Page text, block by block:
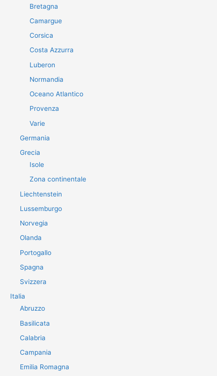
Bretagna
Camargue
Corsica
Costa Azzurra
Luberon
Normandia
Oceano Atlantico
Provenza
Varie
Germania
Grecia
Isole
Zona continentale
Liechtenstein
Lussemburgo
Norvegia
Olanda
Portogallo
Spagna
Svizzera
Italia
Abruzzo
Basilicata
Calabria
Campania
Emilia Romagna